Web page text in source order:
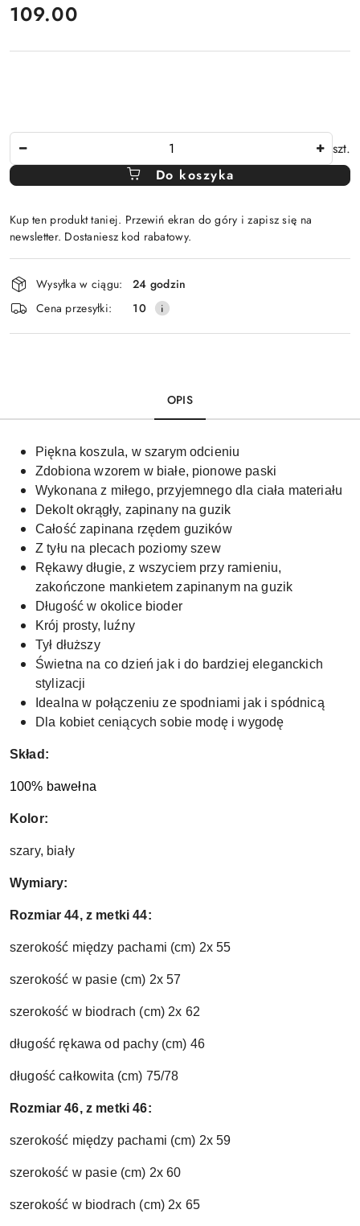
cena:
109.00
szt.
Do koszyka
Kup ten produkt taniej. Przewiń ekran do góry i zapisz się na
newsletter. Dostaniesz kod rabatowy.
Dostępność
i
dostawa
Wysyłka w ciągu:
24 godzin
Cena przesyłki:
10
OPIS
Piękna koszula, w szarym odcieniu
Zdobiona wzorem w białe, pionowe paski
Wykonana z miłego, przyjemnego dla ciała materiału
Dekolt okrągły, zapinany na guzik
Całość zapinana rzędem guzików
Z tyłu na plecach poziomy szew
Rękawy długie, z wszyciem przy ramieniu,
zakończone mankietem zapinanym na guzik
Długość w okolice bioder
Krój prosty, luźny
Tył dłuższy
Świetna na co dzień jak i do bardziej eleganckich
stylizacji
Idealna w połączeniu ze spodniami jak i spódnicą
Dla kobiet ceniących sobie modę i wygodę
Skład:
100% bawełna
Kolor:
szary, biały
Wymiary:
Rozmiar 44, z metki 44:
szerokość między pachami (cm) 2x 55
szerokość w pasie (cm) 2x 57
szerokość w biodrach (cm) 2x 62
długość rękawa od pachy (cm) 46
długość całkowita (cm) 75/78
Rozmiar 46, z metki 46:
szerokość między pachami (cm) 2x 59
szerokość w pasie (cm) 2x 60
szerokość w biodrach (cm) 2x 65